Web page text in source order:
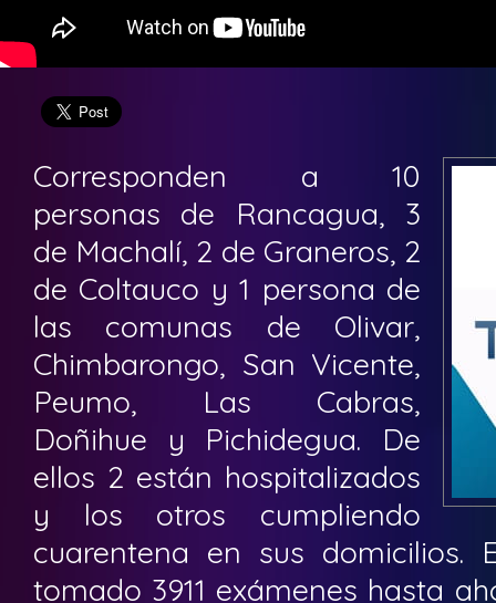
Corresponden a 10
personas de Rancagua, 3
de Machalí, 2 de Graneros, 2
de Coltauco y 1 persona de
las comunas de Olivar,
Chimbarongo, San Vicente,
Peumo, Las Cabras,
Doñihue y Pichidegua. De
ellos 2 están hospitalizados
y los otros cumpliendo
cuarentena en sus domicilios.
tomado 3911 exámenes hasta